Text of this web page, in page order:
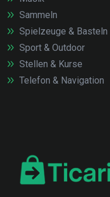
Sammeln
Spielzeuge & Basteln
Sport & Outdoor
Stellen & Kurse
Telefon & Navigation